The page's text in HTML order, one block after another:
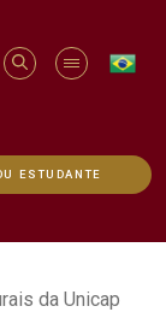
ESTUDANTE
da Unicap